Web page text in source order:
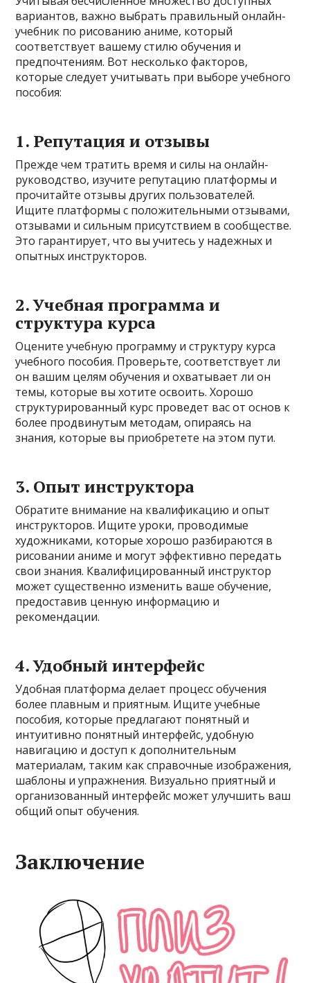
вариантов, важно выбрать правильный онлайн-
учебник по рисованию аниме, который
соответствует вашему стилю обучения и
предпочтениям. Вот несколько факторов,
которые следует учитывать при выборе учебного
пособия:
1. Репутация и отзывы
Прежде чем тратить время и силы на онлайн-
руководство, изучите репутацию платформы и
прочитайте отзывы других пользователей.
Ищите платформы с положительными отзывами,
отзывами и сильным присутствием в сообществе.
Это гарантирует, что вы учитесь у надежных и
опытных инструкторов.
2. Учебная программа и
структура курса
Оцените учебную программу и структуру курса
учебного пособия. Проверьте, соответствует ли
он вашим целям обучения и охватывает ли он
темы, которые вы хотите освоить. Хорошо
структурированный курс проведет вас от основ к
более продвинутым методам, опираясь на
знания, которые вы приобретете на этом пути.
3. Опыт инструктора
Обратите внимание на квалификацию и опыт
инструкторов. Ищите уроки, проводимые
художниками, которые хорошо разбираются в
рисовании аниме и могут эффективно передать
свои знания. Квалифицированный инструктор
может существенно изменить ваше обучение,
предоставив ценную информацию и
рекомендации.
4. Удобный интерфейс
Удобная платформа делает процесс обучения
более плавным и приятным. Ищите учебные
пособия, которые предлагают понятный и
интуитивно понятный интерфейс, удобную
навигацию и доступ к дополнительным
материалам, таким как справочные изображения,
шаблоны и упражнения. Визуально приятный и
организованный интерфейс может улучшить ваш
общий опыт обучения.
Заключение